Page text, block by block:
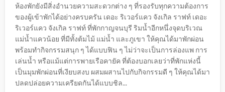
ห้องพักยังมีสิ่งอำนวยความสะดวกต่าง ๆ ที่รองรับทุกความต้องการ
ของผู้เข้าพักได้อย่างครบครัน เดอะ ริเวอร์แคว จังเกิล ราฟท์ เดอะ
ริเวอร์แคว จังเกิล ราฟท์ ที่พักกาญจนบุรี ริมน้ำอีกหนึ่งจุดบริเวณ
แม่น้ำแควน้อย ที่มีทั้งต้มไม้ แม่น้ำ และภูเขา ให้คุณได้มาพักผ่อน
พร้อมทำกิจกรรมสนุก ๆ ได้แบบฟิน ๆ ไม่ว่าจะเป็นการล่องแพ การ
เล่นน้ำ หรือแม้แต่การพายเรือคายัค ที่ต้องบอกเลยว่าที่พักแห่งนี้
เป็นมุมพักผ่อนที่เงียบสงบ ผสมผสานไปกับกิจกรรมดี ๆ ให้คุณได้มา
ปลดปล่อยความเครียดกันได้แบบชิล...